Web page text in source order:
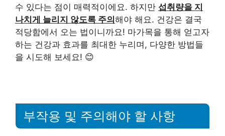
수 있다는 점이 매력적이에요. 하지만 섭취량을 지
나치게 늘리지 않도록 주의해야 해요. 건강은 결국
적당함에서 오는 법이니까요! 마가목을 통해 얻고자
하는 건강과 효과를 최대한 누리며, 다양한 방법들
을 시도해 보세요! 😊
부작용 및 주의해야 할 사항